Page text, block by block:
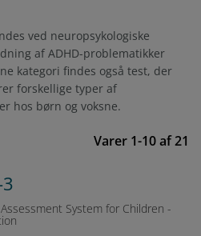
ved neuropsykologiske
af ADHD-problematikker
kategori findes også test, der
forskellige typer af
hos børn og voksne.
Varer 1-10af21
System for Children -